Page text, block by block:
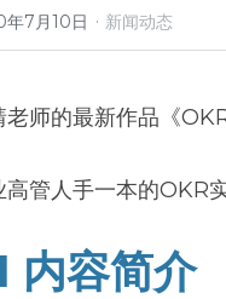
7月10日 · 新闻动态
老师的最新作品《
高管人手一本的OKR
内容简介